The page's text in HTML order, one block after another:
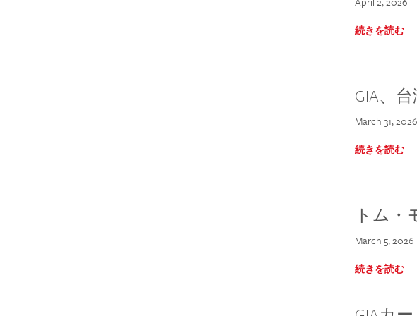
続きを読む
GIA、
March 31, 2026
続きを読む
トム・
March 5, 2026
続きを読む